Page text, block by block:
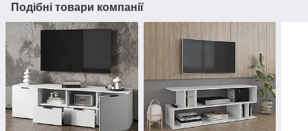
Подібні товари компанії